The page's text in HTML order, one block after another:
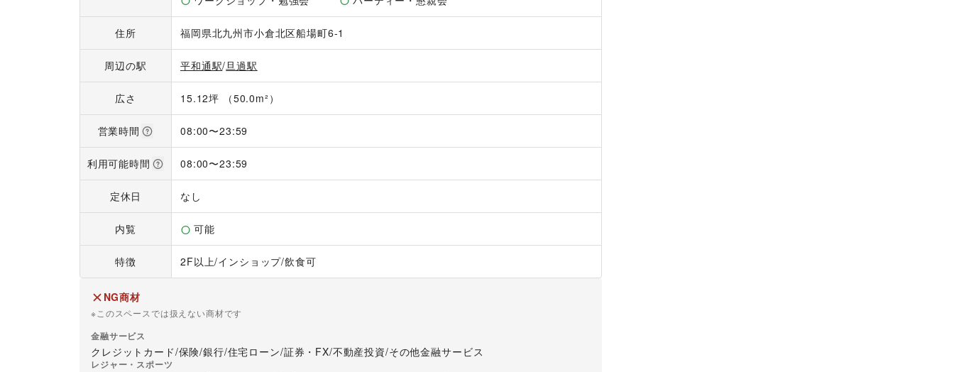
・入口前、トイレ、店内に除菌用アルコール設置
・全自動トイレ常設
住所 福岡県北九州市小倉北区船場町6-1
周辺の駅 平和通駅/旦過駅
広さ 15.12坪 （50.0m²）
営業時間 08:00〜23:59
利用可能時間 08:00〜23:59
定休日 なし
内覧 可能
特徴 2F以上/インショップ/飲食可
NG商材
※このスペースでは扱えない商材です
金融サービス
クレジットカード/保険/銀行/住宅ローン/証券・FX/不動産投資/その他金融サービス
レジャー・スポーツ